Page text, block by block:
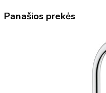
Panašios prekės